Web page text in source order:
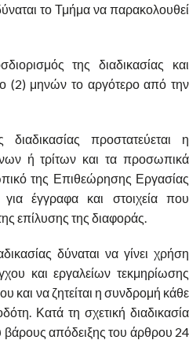
το Τμήμα να παρακολουθεί
της διαδικασίας και
(2) μηνών το αργότερο από την
προστατεύεται η
ή τρίτων και τα προσωπικά
της Επιθεώρησης Εργασίας
για έγγραφα και στοιχεία που
επίλυσης της διαφοράς.
δύναται να γίνει χρήση
και εργαλείων τεκμηρίωσης
και να ζητείται η συνδρομή κάθε
Κατά τη σχετική διαδικασία
βάρους απόδειξης του άρθρου 24